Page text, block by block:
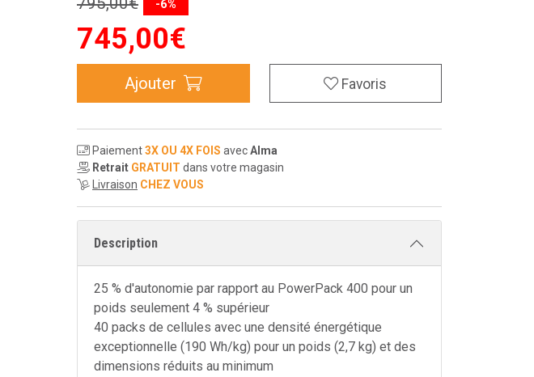
-6%
745,00€
Ajouter Favoris
Paiement3X OU 4X FOIS avecAlma
Retrait GRATUIT dans votre magasin
Livraison CHEZ VOUS
Description
25 % d'autonomie par rapport au PowerPack 400 pour un
poids seulement 4 % supérieur
40 packs de cellules avec une densité énergétique
exceptionnelle (190 Wh/kg) pour un poids (2,7 kg) et des
dimensions réduits au minimum